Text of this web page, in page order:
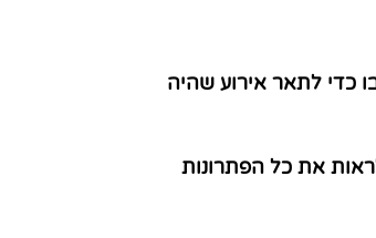
כדי לתאר אירוע שהיה
את כל הפתרונות